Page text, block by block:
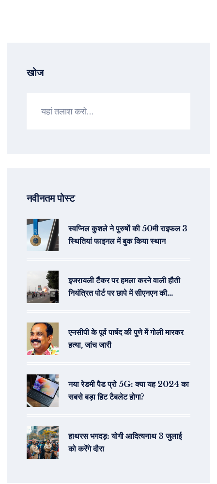
खोज
नवीनतम पोस्ट
स्वप्निल कुशले ने पुरुषों की 50मी राइफल 3
स्थितियां फाइनल में बुक किया स्थान
इजरायली टैंकर पर हमला करने वाली हौती
नियंत्रित पोर्ट पर छापे में सीएनएन की
एनसीपी के पूर्व पार्षद की पुणे में गोली मारकर
हत्या, जांच जारी
नया रेडमी पैड प्रो 5G: क्या यह 2024 का
सबसे बड़ा हिट टैबलेट होगा?
हाथरस भगदड़: योगी आदित्यनाथ 3 जुलाई
को करेंगे दौरा